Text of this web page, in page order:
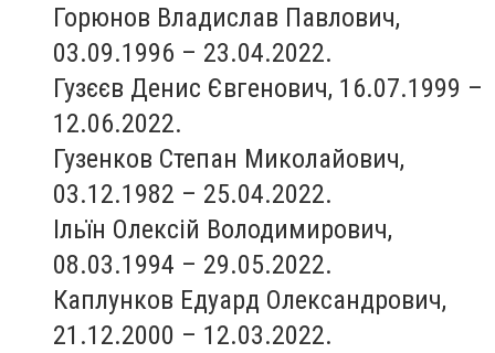
Горюнов Владислав Павлович,
03.09.1996 – 23.04.2022.
Гузєєв Денис Євгенович, 16.07.1999 –
12.06.2022.
Гузенков Степан Миколайович,
03.12.1982 – 25.04.2022.
Ільїн Олексій Володимирович,
08.03.1994 – 29.05.2022.
Каплунков Едуард Олександрович,
21.12.2000 – 12.03.2022.